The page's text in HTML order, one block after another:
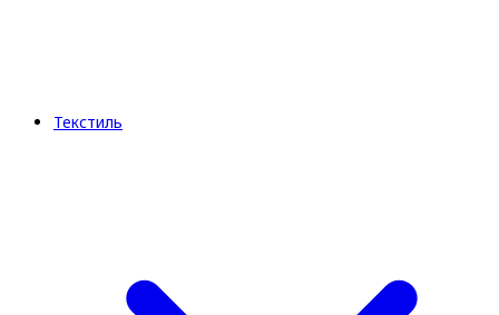
Текстиль